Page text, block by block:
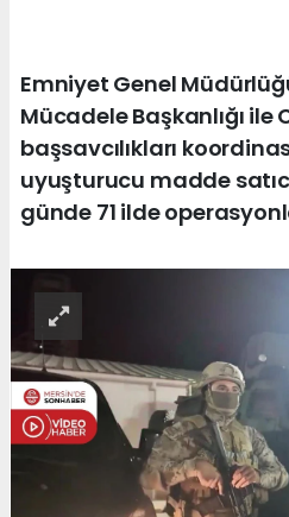
Emniyet Genel
Mücadele Başkanlığı ile
başsavcılıkları
uyuşturucu madde
günde 71 ilde